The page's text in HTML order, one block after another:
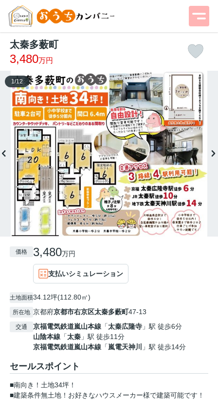
太秦多薮町
3,480万円
1/12
価格 3,480万円
支払いシミュレーション
土地面積34.12坪(112.80㎡)
所在地 京都府京都市右京区太秦多藪町47-13
交通 京福電気鉄道嵐山本線 「太秦広隆寺 」駅 徒歩6分
山陰本線 「太秦 」駅 徒歩11分
京福電気鉄道嵐山本線 「嵐電天神川 」駅 徒歩14分
セールスポイント
■南向き！土地34坪！
■建築条件無土地！お好きなハウスメーカー様で建築可能です！